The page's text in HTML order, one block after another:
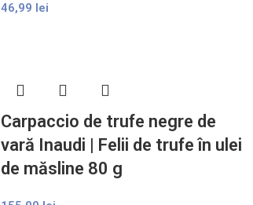
46,99 lei
Carpaccio de trufe negre de
vară Inaudi | Felii de trufe în ulei
de măsline 80 g